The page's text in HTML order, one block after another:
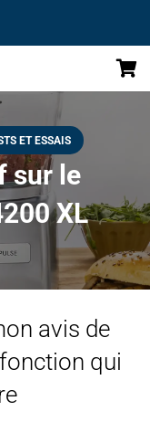
ET ESSAIS
sur le
XL
avis de
qui